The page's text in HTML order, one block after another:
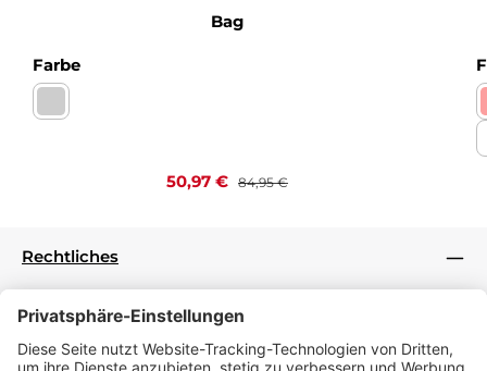
Bag
Farbeauswählen
Nappa bianco Kaltfutter
Verkaufspreis:
50,97 € Regulärer Preis:
84,95 €
Rechtliches
Informationen